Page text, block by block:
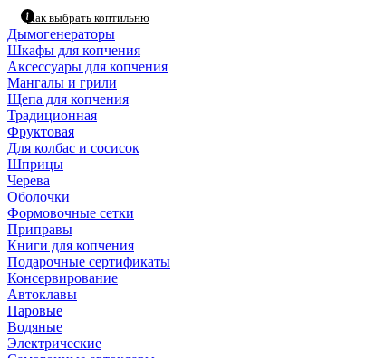
Как выбрать коптильню
Дымогенераторы
Шкафы для копчения
Аксессуары для копчения
Мангалы и грили
Щепа для копчения
Традиционная
Фруктовая
Для колбас и сосисок
Шприцы
Черева
Оболочки
Формовочные сетки
Приправы
Книги для копчения
Подарочные сертификаты
Консервирование
Автоклавы
Паровые
Водяные
Электрические